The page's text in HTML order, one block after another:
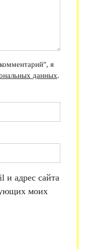
я
данных.
и адрес сайта
моих